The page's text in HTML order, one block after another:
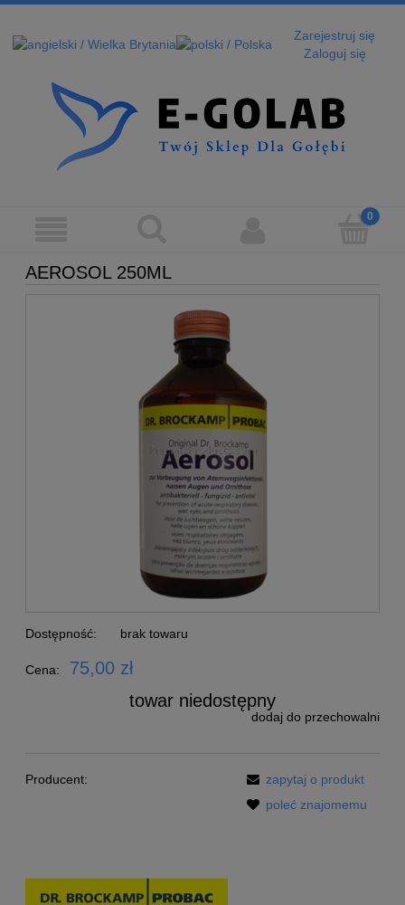
Zarejestruj się
Zaloguj się
AEROSOL 250ML
Dostępność: brak towaru
Cena:
75,00 zł
towar niedostępny
dodaj do przechowalni
Producent:
zapytaj o produkt
poleć znajomemu